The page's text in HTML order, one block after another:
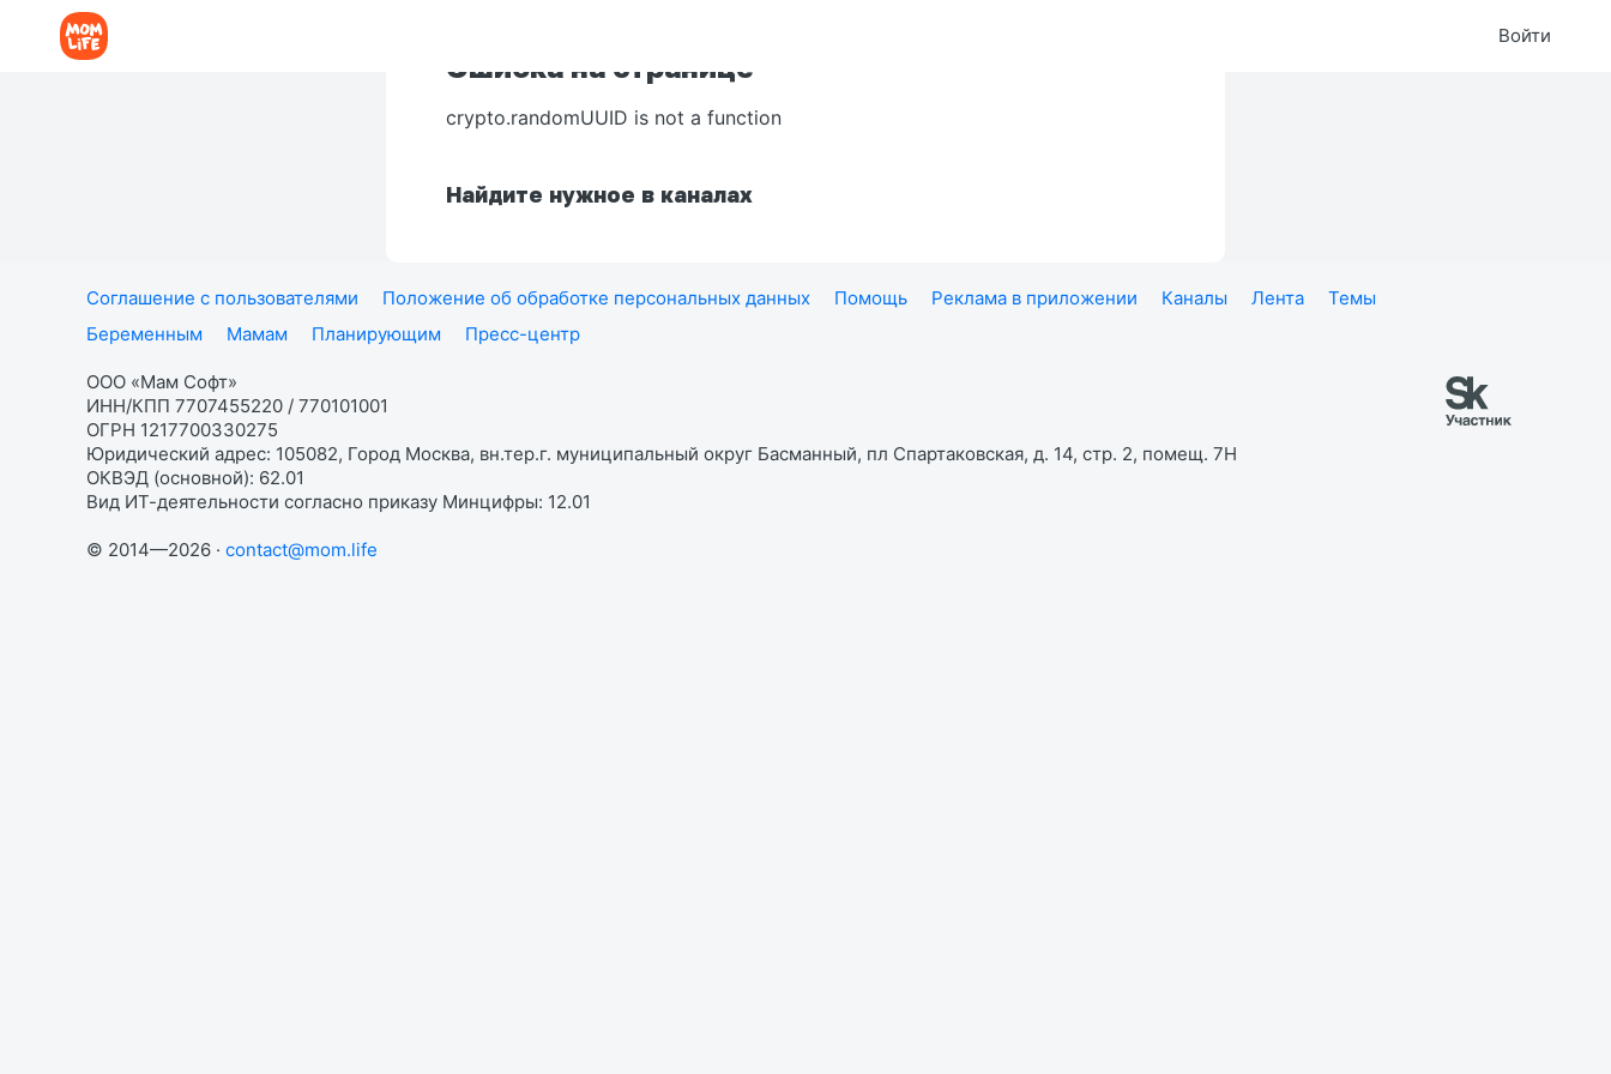
Войти
Ошибка на странице
crypto.randomUUID is not a function
Найдите нужное в каналах
Соглашение с пользователями Положение об обработке персональных данных Помощь Реклама в приложении Каналы Лента
Темы
Беременным
Мамам Планирующим Пресс-центр
ООО «Мам Софт»
ИНН/КПП 7707455220 / 770101001
ОГРН 1217700330275
Юридический адрес: 105082, Город Москва, вн.тер.г. муниципальный округ Басманный, пл Спартаковская, д. 14, стр. 2, помещ. 7Н
ОКВЭД (основной): 62.01
Вид ИТ-деятельности согласно приказу Минцифры: 12.01
© 2014—2026 · contact@mom.life